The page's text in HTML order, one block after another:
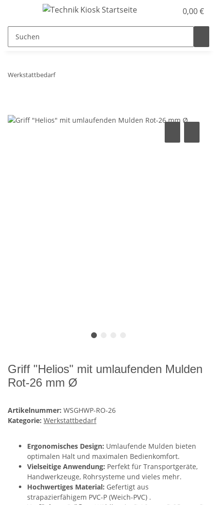
0,00 €
Werkstattbedarf
Griff "Helios" mit umlaufenden Mulden
Rot-26 mm Ø
Artikelnummer: WSGHWP-RO-26
Kategorie: Werkstattbedarf
Ergonomisches Design: Umlaufende Mulden bieten
optimalen Halt und maximalen Bedienkomfort.
Vielseitige Anwendung: Perfekt für Transportgeräte,
Handwerkzeuge, Rohrsysteme und vieles mehr.
Hochwertiges Material: Gefertigt aus
strapazierfähigem PVC-P (Weich-PVC) .